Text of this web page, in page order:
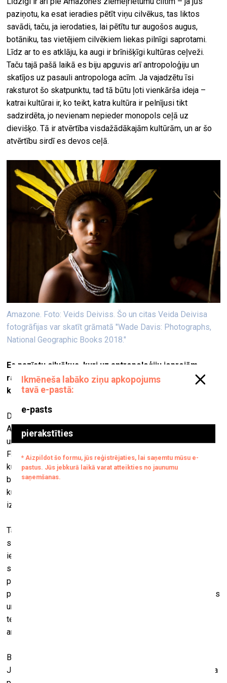
paziņotu, ka esat ieradies pētīt viņu cilvēkus, tas liktos
savādi, taču, ja ierodaties, lai pētītu tur augošos augus,
botāniku, tas vietējiem cilvēkiem liekas pilnīgi saprotami.
Līdz ar to es atklāju, ka augi ir brīnišķīgi kultūras ceļveži.
Taču tajā pašā laikā es biju apguvis arī antropoloģiju un
skatījos uz pasauli antropologa acīm. Ja vajadzētu īsi
raksturot šo skatpunktu, tad tā būtu ļoti vienkārša ideja –
katrai kultūrai ir, ko teikt, katra kultūra ir pelnījusi tikt
sadzirdēta, jo nevienam nepieder monopols ceļā uz
dievišķo. Tā ir atvērtība visdažādākajām kultūrām, un ar šo
atvērtību sirdī es devos ceļā.
Amazone. Foto: Veids Deiviss. Šo un citas Veida Deivisa
fotogrāfijas var skatīt grāmatā "Wade Davis: Photographs,
National Geographic Books 2018."
Es pazīstu cilvēkus, kuri uz antropoloģiju joprojām
raugās ar aizdomām, uzsverot tās saistību ar
koloniālismu.
Domāju, ka tā ir nepareiza antropoloģijas vēstures izpratne.
Antropoloģija, Darvina iedvesmota, izauga no 19. gadsimta,
un nav šaubu, ka tolaik bija šī sajūta, jo īpaši Lielbritānijā un
Francijā, ka ja jau ir attīstījušās sugas, tad ir attīstījušās arī
kultūras. Bija priekšstats par hierarhiju – no mežoņa uz
barbaru un tad līdz civilizētajai Eiropai. Un visas pasaules
kultūras tika skatītas kā sastingušas izrādes skati šajā
iztēlotajā evolūcijas procesā.
Tajā pašā laikā Eiropā bija arī ļoti praktiska vajadzība
saprast šīs tautas, kas dzīvoja dažādu Eiropas valstu
ietekmes sfērās nonākušajās zemēs. Jo īpaši tas bija
saistīts ar Āfriku un 1885. gada Berlīnes konferenci, kad
pēkšņi tādas mazas valstiņas kā Beļģija, nemaz nerunājot
par Franciju, Lielbritāniju un Vāciju, pārņēma plašas teritorijas
un radās praktiska nepieciešamība uzzināt, kas šajās
teritorijās dzīvo. Tādā ziņā, protams, šajos agrīnajos gados
antropologi zināmā mērā kalpoja koloniālajām vajadzībām.
Bet tas ārkārtīgi atšķīrās no tā, kas notika abās Amerikās.
Jo tur bija Francs Boass. Viņš bija fiziķis, kura doktora darba